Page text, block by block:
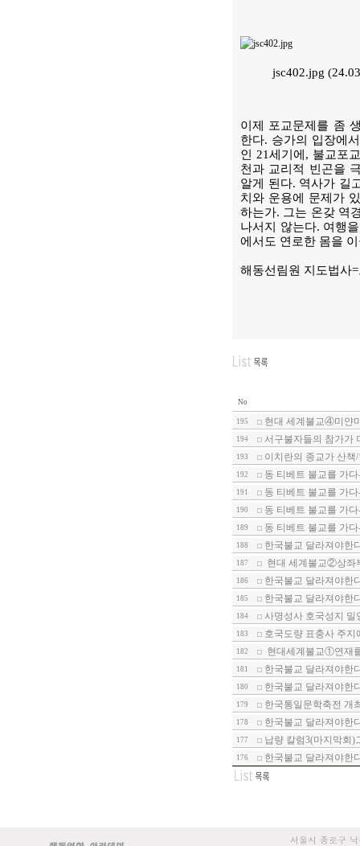
jsc402.jpg
이제 포교문제를 좀
한다. 승가의 입장에
인 21세기에, 불교포
천과 교리적 빈곤을
알게 된다. 역사가 길
치와 운용에 문제가
하는가. 그는 온갖 역
나서지 않는다. 여행
에서도 연로한 몸을
해동선림원 지도법사
No
195 현대 세계불교④미얀
194 서구불자들의 참가가
193 이치란의 종교가 산
192 동 티베트 불교를 가
191 동 티베트 불교를 가
190 동 티베트 불교를 가
189 동 티베트 불교를 가
188 한국불교 달라져야한
187 현대 세계불교②상좌
186 한국불교 달라져야한
185 한국불교 달라져야한
184 사명성사 호국성지 밀
183 호국도량 표충사 주지
182 현대세계불교①연재
181 한국불교 달라져야한
180 한국불교 달라져야한
179 한국통일문학축전 개
178 한국불교 달라져야한
177 납량 칼럼3(마지막회)
176 한국불교 달라져야한